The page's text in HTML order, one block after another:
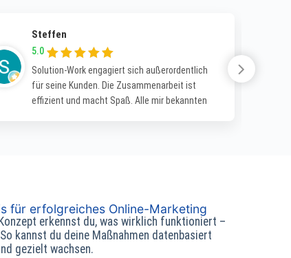
Steffen
5.0
Solution-Work engagiert sich außerordentlich
für seine Kunden. Die Zusammenarbeit ist
effizient und macht Spaß. Alle mir bekannten
für erfolgreiches Online-Marketing
erkennst du, was wirklich funktioniert –
kannst du deine Maßnahmen datenbasiert
gezielt wachsen.